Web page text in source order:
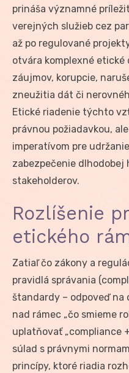
prináša významné
verejných služieb cez
až po regulované
otvára komplexné
záujmov, korupcie,
zneužitia dát či
Etické riadenie týchto
právnou požiadavkou,
imperatívom pre
zabezpečenie
stakeholderov.
Rozlíšenie
etického
Zatiaľ čo zákony a
pravidlá správania
štandardy – odpoveď na
nad rámec „čo smieme
uplatňovať „compliance
súlad s právnymi
princípy, ktoré riadia